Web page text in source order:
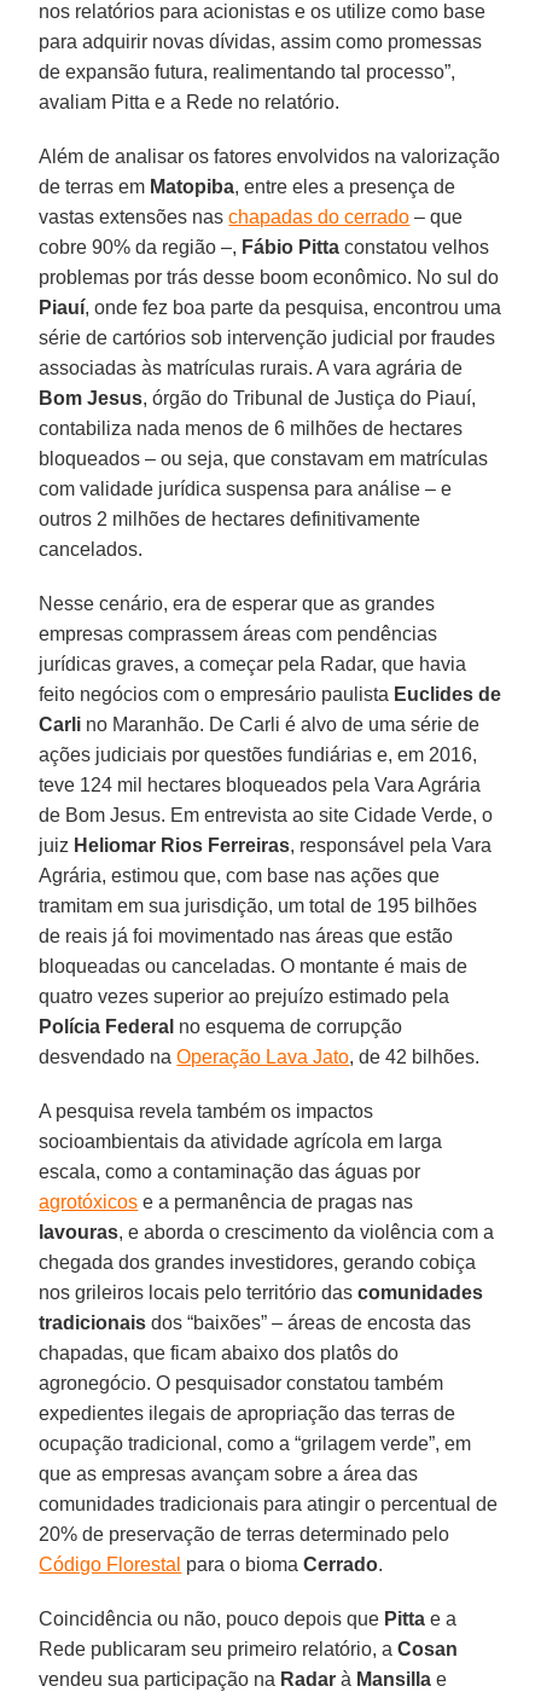
nos relatórios para acionistas e os utilize como base
para adquirir novas dívidas, assim como promessas
de expansão futura, realimentando tal processo”,
avaliam Pitta e a Rede no relatório.
Além de analisar os fatores envolvidos na valorização
de terras em Matopiba, entre eles a presença de
vastas extensões naschapadas do cerrado – que
cobre 90% da região –, Fábio Pitta constatou velhos
problemas por trás desse boom econômico. No sul do
Piauí, onde fez boa parte da pesquisa, encontrou uma
série de cartórios sob intervenção judicial por fraudes
associadas às matrículas rurais. A vara agrária de
Bom Jesus, órgão do Tribunal de Justiça do Piauí,
contabiliza nada menos de 6 milhões de hectares
bloqueados – ou seja, que constavam em matrículas
com validade jurídica suspensa para análise – e
outros 2 milhões de hectares definitivamente
cancelados.
Nesse cenário, era de esperar que as grandes
empresas comprassem áreas com pendências
jurídicas graves, a começar pela Radar, que havia
feito negócios com o empresário paulista Euclides de
Carli no Maranhão. De Carli é alvo de uma série de
ações judiciais por questões fundiárias e, em 2016,
teve 124 mil hectares bloqueados pela Vara Agrária
de Bom Jesus. Em entrevista ao site Cidade Verde, o
juiz Heliomar Rios Ferreiras, responsável pela Vara
Agrária, estimou que, com base nas ações que
tramitam em sua jurisdição, um total de 195 bilhões
de reais já foi movimentado nas áreas que estão
bloqueadas ou canceladas. O montante é mais de
quatro vezes superior ao prejuízo estimado pela
Polícia Federal no esquema de corrupção
desvendado naOperação Lava Jato, de 42 bilhões.
A pesquisa revela também os impactos
socioambientais da atividade agrícola em larga
escala, como a contaminação das águas por
agrotóxicos e a permanência de pragas nas
lavouras, e aborda o crescimento da violência com a
chegada dos grandes investidores, gerando cobiça
nos grileiros locais pelo território dascomunidades
tradicionais dos “baixões” – áreas de encosta das
chapadas, que ficam abaixo dos platôs do
agronegócio. O pesquisador constatou também
expedientes ilegais de apropriação das terras de
ocupação tradicional, como a “grilagem verde”, em
que as empresas avançam sobre a área das
comunidades tradicionais para atingir o percentual de
20% de preservação de terras determinado pelo
Código Florestal para o biomaCerrado.
Coincidência ou não, pouco depois que Pitta e a
Rede publicaram seu primeiro relatório, aCosan
vendeu sua participação na Radar à Mansilla e